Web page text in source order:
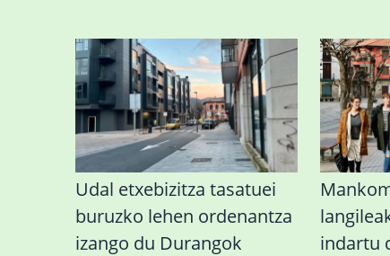
Udal etxebizitza tasatuei
buruzko lehen ordenantza
izango du Durangok
indartu